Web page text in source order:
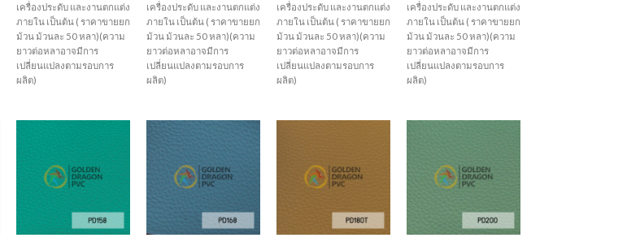
เครื่องประดับ และงานตกแต่ง
ภายใน เป็นต้น ( ราคาขายยก
ม้วน ม้วนละ 50 หลา)(ความ
ยาวต่อหลาอาจมีการ
เปลี่ยนแปลงตามรอบการ
ผลิต)
เครื่องประดับ และงานตกแต่ง
ภายใน เป็นต้น ( ราคาขายยก
ม้วน ม้วนละ 50 หลา)(ความ
ยาวต่อหลาอาจมีการ
เปลี่ยนแปลงตามรอบการ
ผลิต)
เครื่องประดับ และงานตกแต่ง
ภายใน เป็นต้น ( ราคาขายยก
ม้วน ม้วนละ 50 หลา)(ความ
ยาวต่อหลาอาจมีการ
เปลี่ยนแปลงตามรอบการ
ผลิต)
เครื่องประดับ และงานตกแต่ง
ภายใน เป็นต้น ( ราคาขายยก
ม้วน ม้วนละ 50 หลา)(ความ
ยาวต่อหลาอาจมีการ
เปลี่ยนแปลงตามรอบการ
ผลิต)